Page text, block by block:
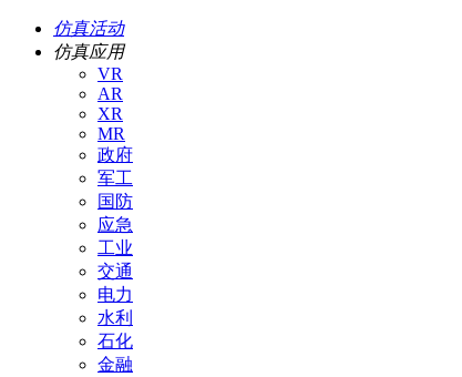
仿真活动
仿真应用
VR
AR
XR
MR
政府
军工
国防
应急
工业
交通
电力
水利
石化
金融